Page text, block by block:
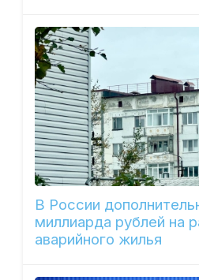
В России
миллиарда рублей на
аварийного жилья